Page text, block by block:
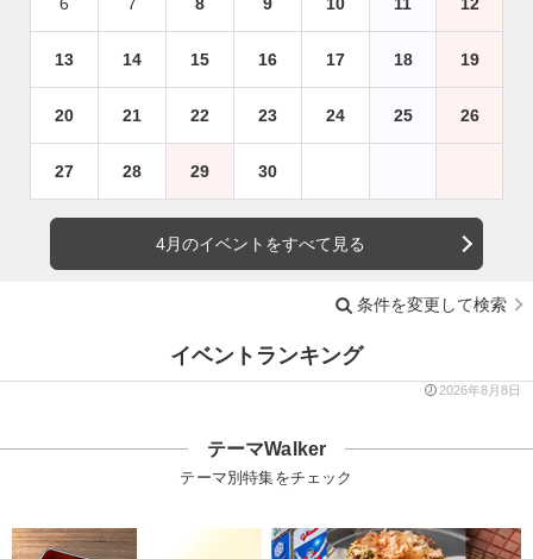
13 14 15 16 17 18 19
20 21 22 23 24 25 26
27 28 29 30
4月のイベントをすべて見る
条件を変更して検索
イベントランキング
2026年8月8日
テーマWalker
テーマ別特集をチェック